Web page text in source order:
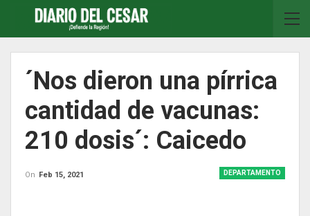
´Nos dieron una pírrica
cantidad de vacunas:
210 dosis´: Caicedo
DEPARTAMENTO
On Feb 15, 2021